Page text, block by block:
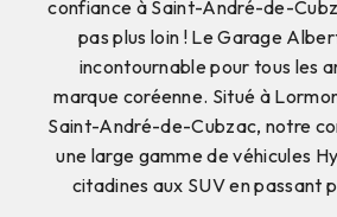
confiance à Saint-André-de-
pas plus loin ! Le Garage
incontournable pour tous les
marque coréenne. Situé à
Saint-André-de-Cubzac, notre
une large gamme de véhicules
citadines aux SUV en passant